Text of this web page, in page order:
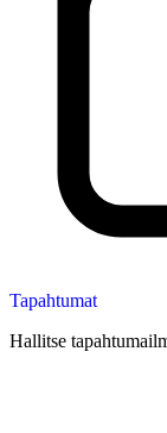
Tapahtumat
Hallitse